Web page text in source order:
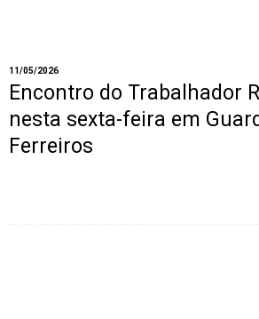
11/05/2026
Encontro do Trabalhador
nesta sexta-feira em
Ferreiros